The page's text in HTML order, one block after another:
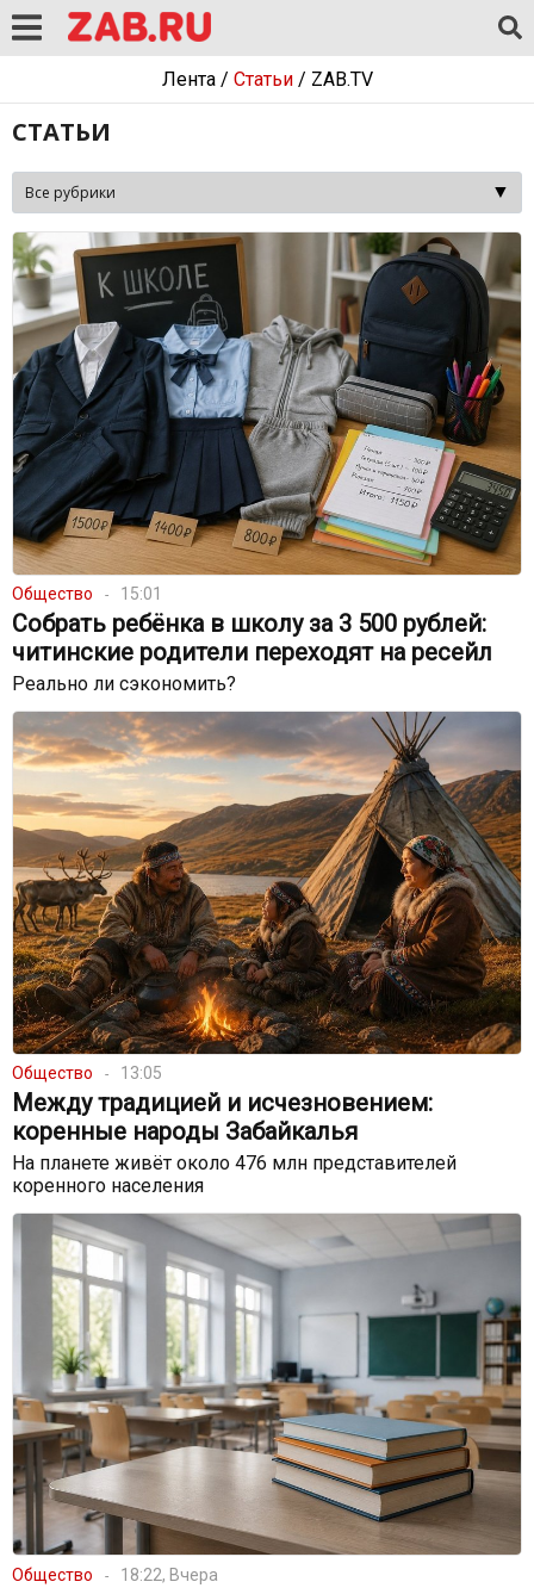
Лента/ Статьи/ ZAB.TV
СТАТЬИ
Общество 15:01
Собрать ребёнка в школу за 3 500 рублей:
читинские родители переходят на ресейл
Реально ли сэкономить?
Общество 13:05
Между традицией и исчезновением:
коренные народы Забайкалья
На планете живёт около 476 млн представителей
коренного населения
Общество 18:22, Вчера